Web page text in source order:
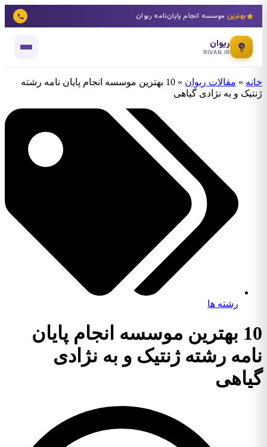
بهترین موسسه انجام پایان‌نامه ریوان
ریوان
RIVAN.IR
خانه » مقالات ریوان »
10 بهترین موسسه انجام پایان نامه رشته
ژنتیک و به نژادی گیاهی
رشته ها
10 بهترین موسسه انجام پایان
نامه رشته ژنتیک و به نژادی
گیاهی